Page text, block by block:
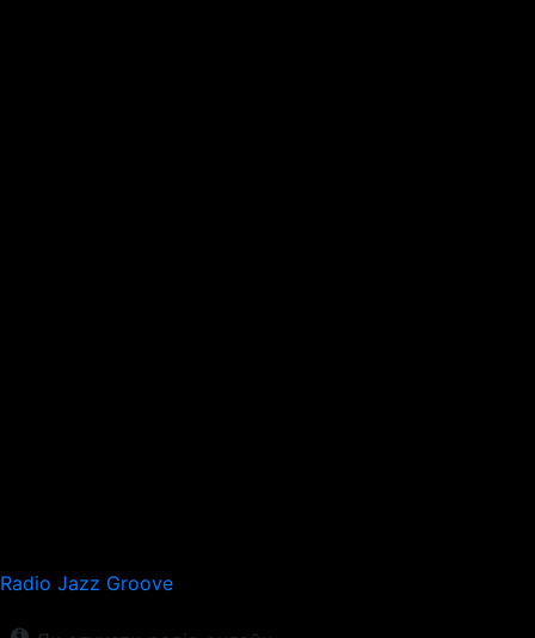
Radio Jazz Groove